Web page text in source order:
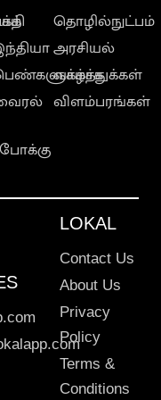
தொழில்நுட்பம்
அரசியல்
வாழ்த்துக்கள்
விளம்பரங்கள்
LOKAL
Contact Us
About Us
Privacy
Policy
Terms &
Conditions